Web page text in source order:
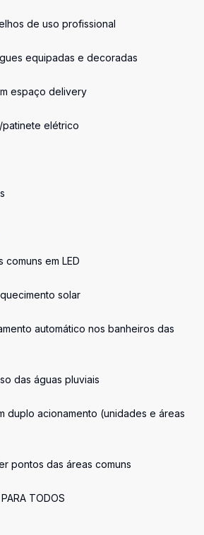
de uso profissional
equipadas e decoradas
espaço delivery
elétrico
comuns em LED
solar
automático nos banheiros das
das águas pluviais
duplo acionamento (unidades e áreas
pontos das áreas comuns
TODOS